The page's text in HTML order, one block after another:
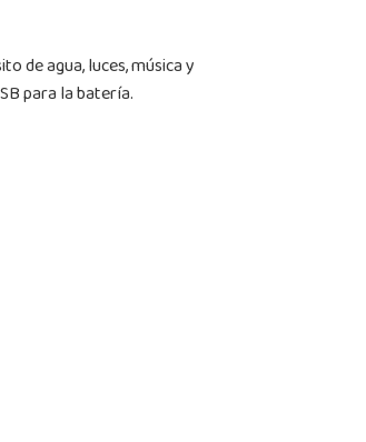
de agua, luces, música y
para la batería.